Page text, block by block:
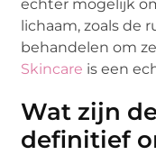
echter mogelijk
lichaam, zoals de
behandelen om
Skincare is een
Wat zijn
definitief